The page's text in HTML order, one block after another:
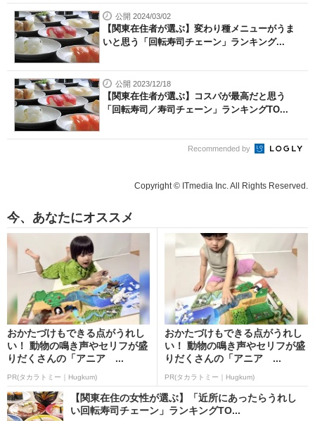
公開 2024/03/02
【関東在住者が選ぶ】変わり種メニューがうま
いと思う「回転寿司チェーン」ランキング...
公開 2023/12/18
【関東在住者が選ぶ】コスパが最高だと思う
「回転寿司／寿司チェーン」ランキングTO...
Recommended by
Copyright © ITmedia Inc. All Rights Reserved.
今、あなたにオススメ
おかたづけもできる点がうれし
い！ 動物の鳴き声やセリフが盛
りだくさんの「アニア ...
PR(タカラトミー｜Hugkum)
おかたづけもできる点がうれし
い！ 動物の鳴き声やセリフが盛
りだくさんの「アニア ...
PR(タカラトミー｜Hugkum)
【関東在住の女性が選ぶ】「近所にあったらうれし
い回転寿司チェーン」ランキングTO...